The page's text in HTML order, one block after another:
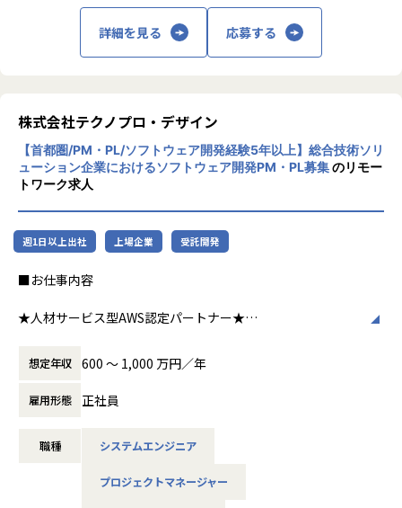
れたプロジェクトもございます。
経験・スキルにより、PL、PMとして活躍いただくことも想
定しています。
・点群処理技術を用いたアプリケーション開発
・AWSを活用したWebアプリケーション分析
・BtoB向けパッケージソフトウェアのUI/UX設計
決するために、どのような方法で実現するか方針を定め取り
定・要求事項整理・評価など、構想フェーズから関わること
PJによりますが、ウォーターフォール、アジャイル、スクラ
ム開発で進めます。
【テクノプロ・デザイン社でのやりがい】
２．PJによっては、白紙の段階から構想をもとに要件設定が
３．様々な技術を試せる環境で働くことができます。
働く場所に関わらない事業支援や最新技術を
用いた研究開発などを行っています。
程プロジェクトの増加といった世の中で技術
者集団として価値提供を行うために、エンジ
ニアが生涯活躍できる環境を考え事業運営を
行っています。
詳細を見る 応募する
株式会社テクノプロ・デザイン
【首都圏/PM・PL/ソフトウェア開発経験5年以上】総合技術ソリ
ューション企業におけるソフトウェア開発PM・PL募集のリモー
トワーク求人
週1日以上出社 上場企業 受託開発
■お仕事内容
★人材サービス型AWS認定パートナー★
01pBdhbQAC/TechnoPro,%20Inc
【主要取引先】
デンソー、三菱電機、本田技研工業、日立製作所、
※敬称略
【具体的には】
想定年収 600 〜 1,000 万円／年
雇用形態 正社員
職種 システムエンジニア
プロジェクトマネージャー